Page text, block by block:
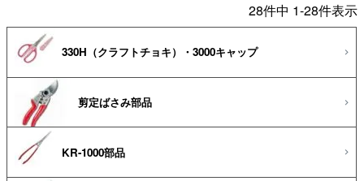
28件中 1-28件表示
330H（クラフトチョキ）・3000キャップ
剪定ばさみ部品
KR-1000部品